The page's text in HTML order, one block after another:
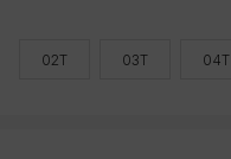
02T 03T 04T